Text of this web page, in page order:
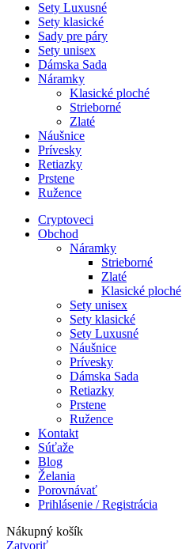
Sety Luxusné
Sety klasické
Sady pre páry
Sety unisex
Dámska Sada
Náramky
Klasické ploché
Strieborné
Zlaté
Náušnice
Prívesky
Retiazky
Prstene
Ružence
Cryptoveci
Obchod
Náramky
Strieborné
Zlaté
Klasické ploché
Sety unisex
Sety klasické
Sety Luxusné
Náušnice
Prívesky
Dámska Sada
Retiazky
Prstene
Ružence
Kontakt
Súťaže
Blog
Želania
Porovnávať
Prihlásenie / Registrácia
Nákupný košík
Zatvoriť